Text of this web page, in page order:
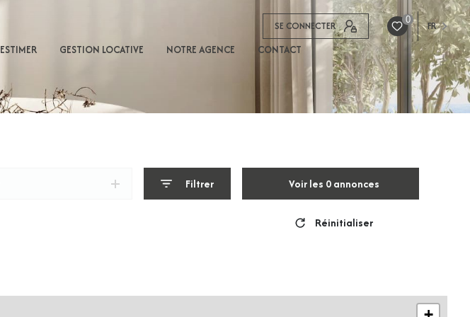
SE CONNECTER 0 FR
ESTIMER GESTION LOCATIVE NOTRE AGENCE CONTACT
Filtrer Voir les 0annonces
Réinitialiser